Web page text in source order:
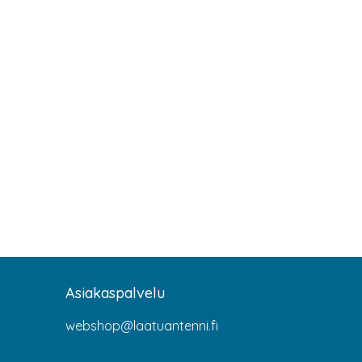
Asiakaspalvelu
webshop@laatuantenni.fi